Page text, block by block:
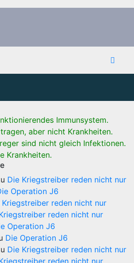
Immunsystem.
aber nicht Krankheiten.
sind nicht gleich Infektionen.
Krankheiten.
Die Kriegstreiber reden nicht nur
Operation J6
Kriegstreiber reden nicht nur
reden nicht nur
Operation J6
Die Operation J6
Die Kriegstreiber reden nicht nur
reden nicht nur